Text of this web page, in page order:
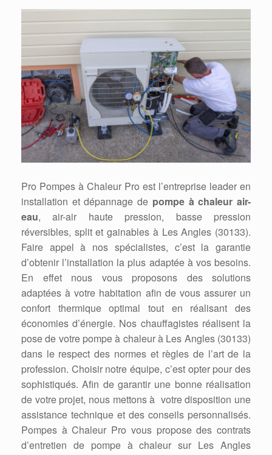
Pro Pompes à Chaleur Pro est l’entreprise leader en
installation et dépannage de pompe à chaleur air-
eau, air-air haute pression, basse pression
réversibles, split et gainables à Les Angles (30133).
Faire appel à nos spécialistes, c’est la garantie
d’obtenir l’installation la plus adaptée à vos besoins.
En effet nous vous proposons des solutions
adaptées à votre habitation afin de vous assurer un
confort thermique optimal tout en réalisant des
économies d’énergie. Nos chauffagistes réalisent la
pose de votre pompe à chaleur à Les Angles (30133)
dans le respect des normes et règles de l’art de la
profession. Choisir notre équipe, c’est opter pour des
sophistiqués. Afin de garantir une bonne réalisation
de votre projet, nous mettons à votre disposition une
assistance technique et des conseils personnalisés.
Pompes à Chaleur Pro vous propose des contrats
d’entretien de pompe à chaleur sur Les Angles